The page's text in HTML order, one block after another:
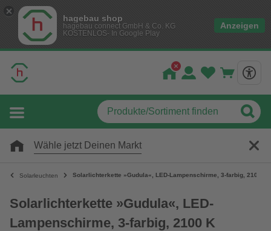
hagebau shop
hagebau connect GmbH & Co. KG
KOSTENLOS- In Google Play
Anzeigen
Wähle jetzt Deinen Markt
Solarleuchten Solarlichterkette »Gudula«, LED-Lampenschirme, 3-farbig, 2100 K
Solarlichterkette »Gudula«, LED-
Lampenschirme, 3-farbig, 2100 K